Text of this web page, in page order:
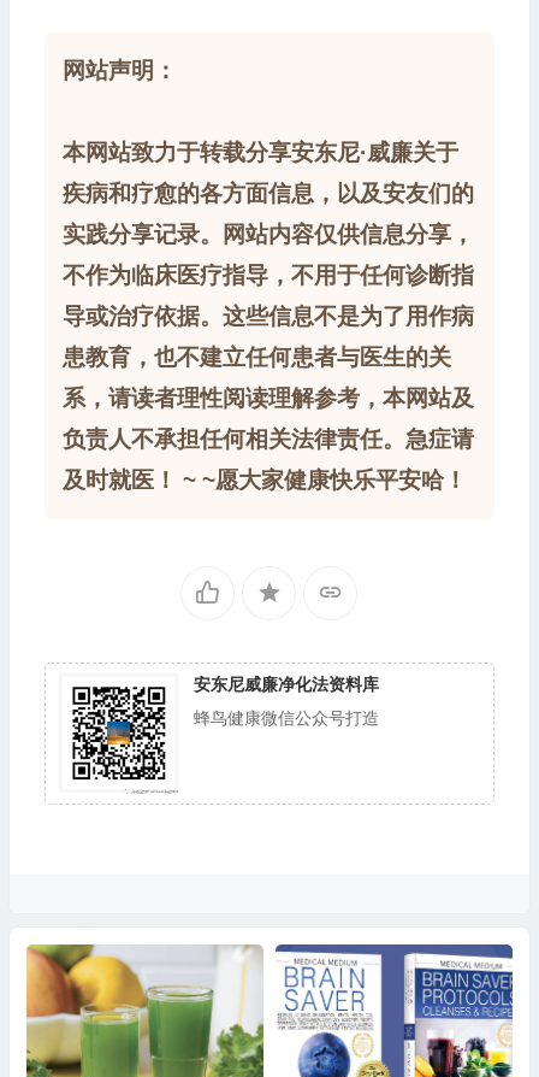
网站声明：
本网站致力于转载分享安东尼·威廉关于
疾病和疗愈的各方面信息，以及安友们的
实践分享记录。网站内容仅供信息分享，
不作为临床医疗指导，不用于任何诊断指
导或治疗依据。这些信息不是为了用作病
患教育，也不建立任何患者与医生的关
系，请读者理性阅读理解参考，本网站及
负责人不承担任何相关法律责任。急症请
及时就医！ ~ ~愿大家健康快乐平安哈！
安东尼威廉净化法资料库
蜂鸟健康微信公众号打造